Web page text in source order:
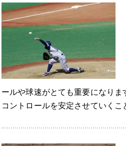
ールや球速がとても重要になりま
コントロールを安定させていく